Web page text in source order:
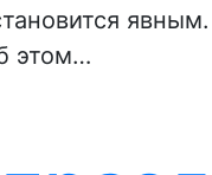
этом…